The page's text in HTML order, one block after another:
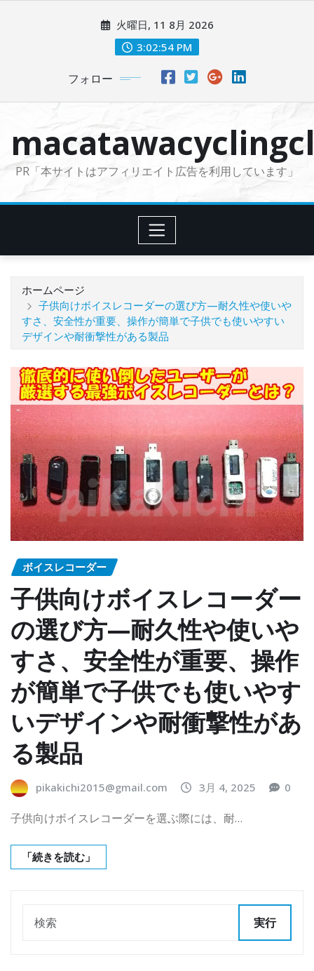
に
火曜日, 11 8月 2026
3:02:55 PM
フォロー
PR「本サイトはアフィリエイト広告を利用しています」
ホームページ
子供向けボイスレコーダーの選び方—耐久性や使いや
すさ、安全性が重要、操作が簡単で子供でも使いやすい
デザインや耐衝撃性がある製品
ボイスレコーダー
子供向けボイスレコーダー
の選び方—耐久性や使いや
すさ、安全性が重要、操作
が簡単で子供でも使いやす
いデザインや耐衝撃性があ
る製品
pikakichi2015@gmail.com 3月 4, 2025 0
子供向けボイスレコーダーを選ぶ際には、耐…
「続きを読む」
実行